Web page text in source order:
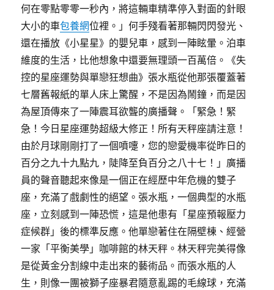
何在零點零零一秒內，將這輛車精準停入對面的針眼
大小的車包養網位裡。」何手殘看著那輛閃閃發光、
還在播放《小星星》的嬰兒車，感到一陣眩暈。泊車
維度的生活，比他想象中還要無理頭一百萬倍。《失
控的星座運勢與單戀狂想曲》張水瓶從他那張覆蓋著
七層舊報紙的單人床上驚醒，不是因為鬧鐘，而是因
為屋頂傳來了一陣震耳欲聾的廣播聲。「緊急！緊
急！今日星座運勢超級大修正！所有天秤座請注意！
由於月球剛剛打了一個噴嚏，您的戀愛機率從昨日的
百分之九十九點九，陡降至負百分之八十七！」廣播
員的聲音聽起來像是一個正在經歷中年危機的雙子
座，充滿了戲劇性的絕望。張水瓶，一個典型的水瓶
座，立刻感到一陣恐慌，這是他患有「星座預報壓力
症候群」後的標準反應。他單戀著住在隔壁棟、經營
一家「平衡美學」咖啡館的林天秤。林天秤完美得像
是從黃金分割線中走出來的藝術品。而張水瓶的人
生，則像一團被獅子座暴君隨意亂踢的毛線球，充滿